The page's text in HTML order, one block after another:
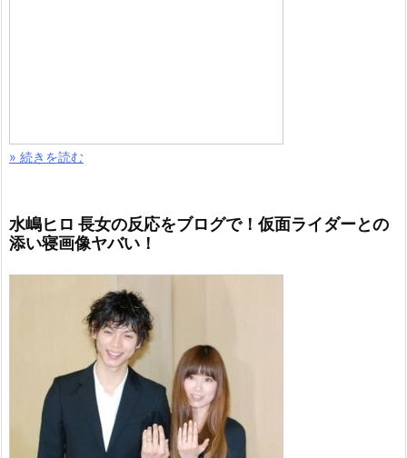
» 続きを読む
水嶋ヒロ 長女の反応をブログで！仮面ライダーとの
添い寝画像ヤバい！